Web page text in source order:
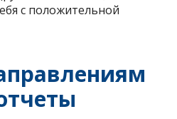
с положительной